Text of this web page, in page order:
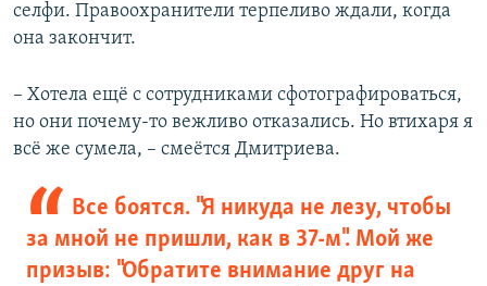
селфи. Правоохранители терпеливо ждали, когда
она закончит.
– Хотела ещё с сотрудниками сфотографироваться,
но они почему-то вежливо отказались. Но втихаря я
всё же сумела, – смеётся Дмитриева.
Все боятся. "Я никуда не лезу, чтобы
за мной не пришли, как в 37-м". Мой же
призыв: "Обратите внимание друг на